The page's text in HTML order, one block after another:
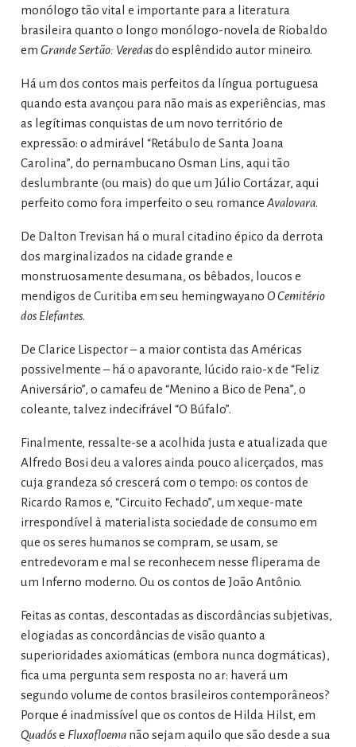
monólogo tão vital e importante para a literatura
brasileira quanto o longo monólogo-novela de Riobaldo
em Grande Sertão: Veredasdo esplêndido autor mineiro.
Há um dos contos mais perfeitos da língua portuguesa
quando esta avançou para não mais as experiências, mas
as legítimas conquistas de um novo território de
expressão: o admirável “Retábulo de Santa Joana
Carolina”, do pernambucano Osman Lins, aqui tão
deslumbrante (ou mais) do que um Júlio Cortázar, aqui
perfeito como fora imperfeito o seu romance Avalovara.
De Dalton Trevisan há o mural citadino épico da derrota
dos marginalizados na cidade grande e
monstruosamente desumana, os bêbados, loucos e
mendigos de Curitiba em seu hemingwayano O Cemitério
dos Elefantes.
De Clarice Lispector – a maior contista das Américas
possivelmente – há o apavorante, lúcido raio-x de “Feliz
Aniversário”, o camafeu de “Menino a Bico de Pena”, o
coleante, talvez indecifrável “O Búfalo”.
Finalmente, ressalte-se a acolhida justa e atualizada que
Alfredo Bosi deu a valores ainda pouco alicerçados, mas
cuja grandeza só crescerá com o tempo: os contos de
Ricardo Ramos e, “Circuito Fechado”, um xeque-mate
irrespondível à materialista sociedade de consumo em
que os seres humanos se compram, se usam, se
entredevoram e mal se reconhecem nesse fliperama de
um Inferno moderno. Ou os contos de João Antônio.
Feitas as contas, descontadas as discordâncias subjetivas,
elogiadas as concordâncias de visão quanto a
superioridades axiomáticas (embora nunca dogmáticas),
fica uma pergunta sem resposta no ar: haverá um
segundo volume de contos brasileiros contemporâneos?
Porque é inadmissível que os contos de Hilda Hilst, em
Quadóse Fluxofloemanão sejam aquilo que são desde a sua